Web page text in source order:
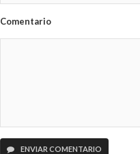
Comentario
ENVIAR COMENTARIO